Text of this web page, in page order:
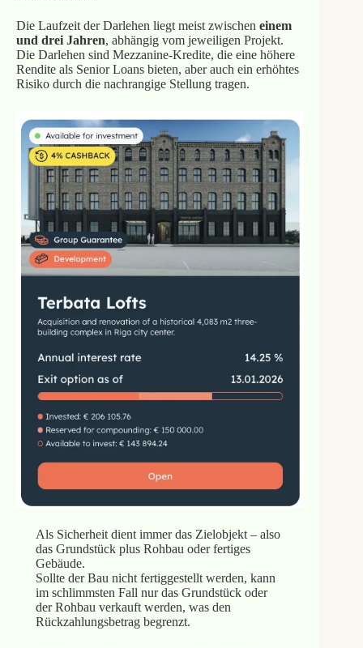
Die Laufzeit der Darlehen liegt meist zwischen einem
und drei Jahren, abhängig vom jeweiligen Projekt.
Die Darlehen sind Mezzanine-Kredite, die eine höhere
Rendite als Senior Loans bieten, aber auch ein erhöhtes
Risiko durch die nachrangige Stellung tragen.
Als Sicherheit dient immer das Zielobjekt – also
das Grundstück plus Rohbau oder fertiges
Gebäude.
Sollte der Bau nicht fertiggestellt werden, kann
im schlimmsten Fall nur das Grundstück oder
der Rohbau verkauft werden, was den
Rückzahlungsbetrag begrenzt.